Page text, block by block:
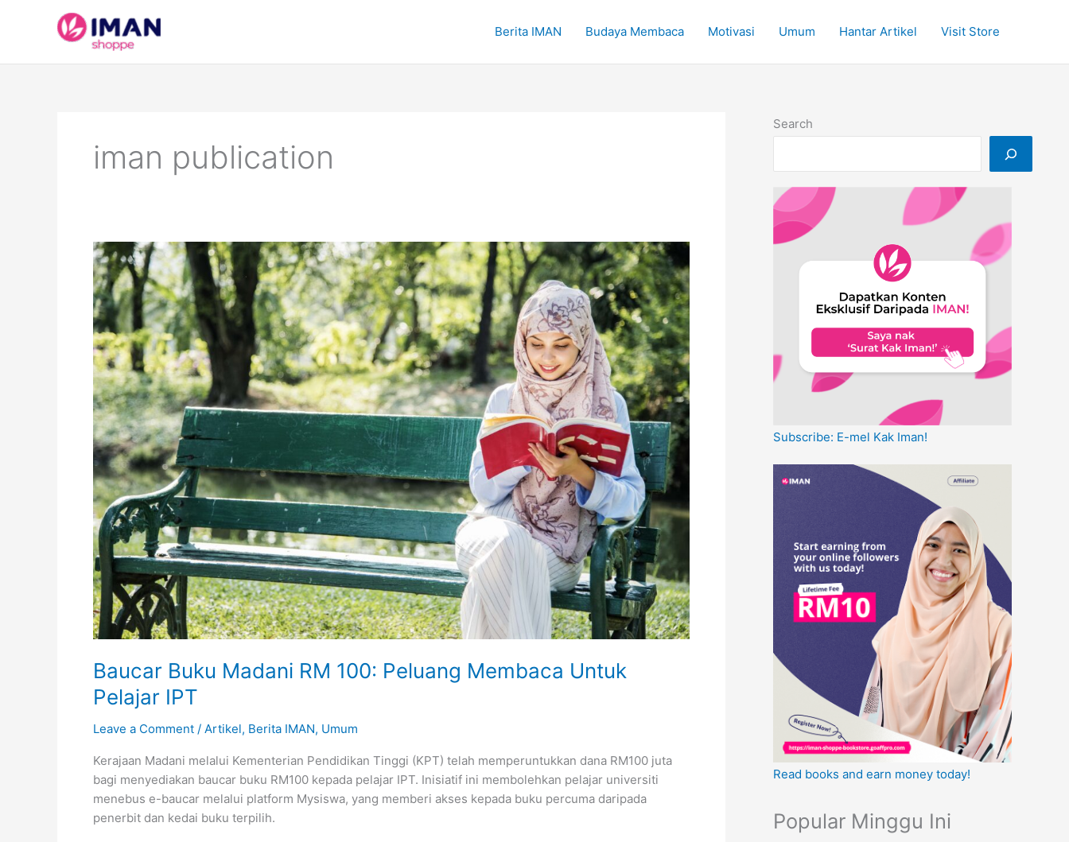
Berita IMAN Budaya Membaca Motivasi Umum Hantar Artikel Visit Store
iman publication
Baucar Buku Madani RM 100: Peluang Membaca Untuk
Pelajar IPT
Leave a Comment / Artikel, Berita IMAN, Umum
Kerajaan Madani melalui Kementerian Pendidikan Tinggi (KPT) telah memperuntukkan dana RM100 juta
bagi menyediakan baucar buku RM100 kepada pelajar IPT. Inisiatif ini membolehkan pelajar universiti
menebus e-baucar melalui platform Mysiswa, yang memberi akses kepada buku percuma daripada
penerbit dan kedai buku terpilih.
Search
Subscribe: E-mel Kak Iman!
Read books and earn money today!
Popular Minggu Ini